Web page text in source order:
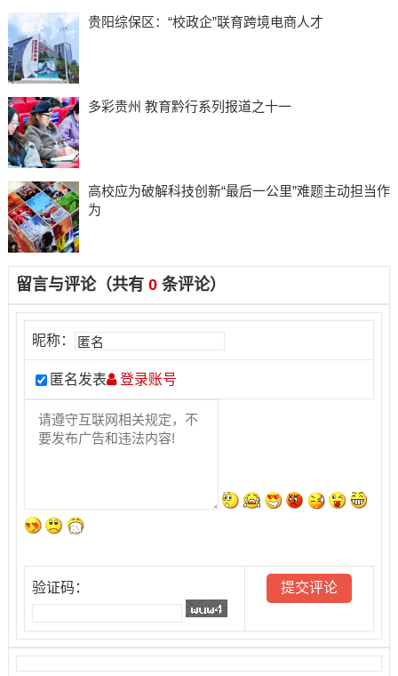
贵阳综保区：“校政企”联育跨境电商人才
多彩贵州 教育黔行系列报道之十一
高校应为破解科技创新“最后一公里”难题主动担当作
为
留言与评论（共有 0条评论）
昵称：
匿名发表 登录账号
验证码：